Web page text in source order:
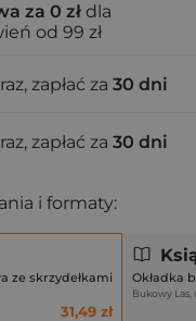
za 0 zł dla
od 99 zł
zapłać za 30 dni
zapłać za 30 dni
i formaty:
ze skrzydełkami
31,49 zł
Okładka
Bukowy Las,